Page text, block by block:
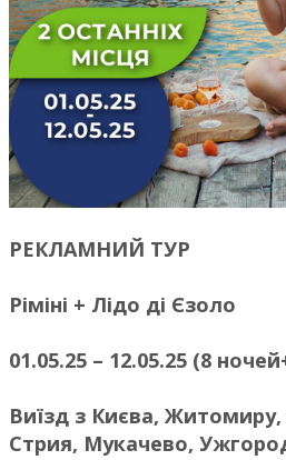
РЕКЛАМНИЙ ТУР
Ріміні + Лідо ді Єзоло
01.05.25 – 12.05.25 (8
Виїзд з Києва, Житомиру,
Стрия, Мукачево,